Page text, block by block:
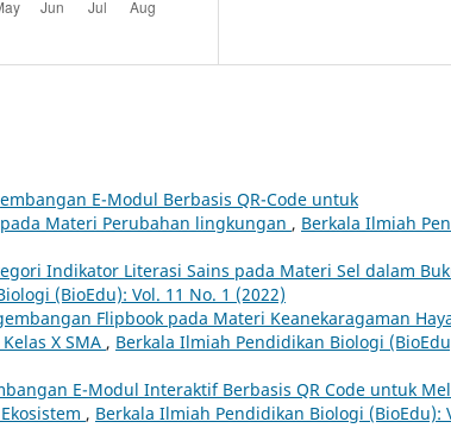
E-Modul Berbasis QR-Code untuk
Materi Perubahan lingkungan , Berkala Ilmiah
Indikator Literasi Sains pada Materi Sel dalam
(BioEdu): Vol. 11 No. 1 (2022)
Flipbook pada Materi Keanekaragaman
X SMA , Berkala Ilmiah Pendidikan Biologi
E-Modul Interaktif Berbasis QR Code untuk
, Berkala Ilmiah Pendidikan Biologi (BioEdu):